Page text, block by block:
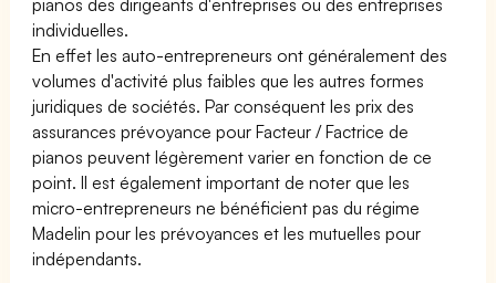
individuelles.
En effet les auto-entrepreneurs ont généralement des
volumes d'activité plus faibles que les autres formes
juridiques de sociétés. Par conséquent les prix des
assurances prévoyance pour Facteur / Factrice de
pianos peuvent légèrement varier en fonction de ce
point. Il est également important de noter que les
micro-entrepreneurs ne bénéficient pas du régime
Madelin pour les prévoyances et les mutuelles pour
indépendants.